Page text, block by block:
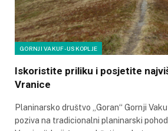
GORNJI VAKUF-USKOPLJE
Iskoristite priliku i posjetite
Vranice
Planinarsko društvo „Goran“ Gornji
poziva na tradicionalni planinarski